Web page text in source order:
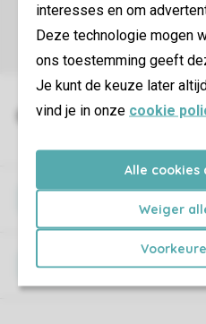
interesses en om
Deze technologie mogen
ons toestemming geeft
Je kunt de keuze later
vind je in onze cookie
Alle cookies
Weiger
Huisdieren